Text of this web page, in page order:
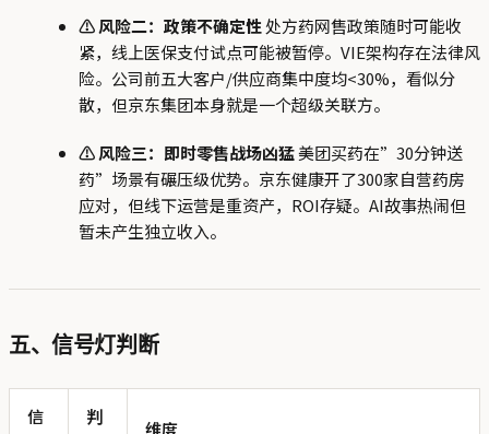
⚠ 风险二：政策不确定性处方药网售政策随时可能收
紧，线上医保支付试点可能被暂停。VIE架构存在法律风
险。公司前五大客户/供应商集中度均<30%，看似分
散，但京东集团本身就是一个超级关联方。
⚠ 风险三：即时零售战场凶猛美团买药在”30分钟送
药”场景有碾压级优势。京东健康开了300家自营药房
应对，但线下运营是重资产，ROI存疑。AI故事热闹但
暂未产生独立收入。
五、信号灯判断
信
判
维度